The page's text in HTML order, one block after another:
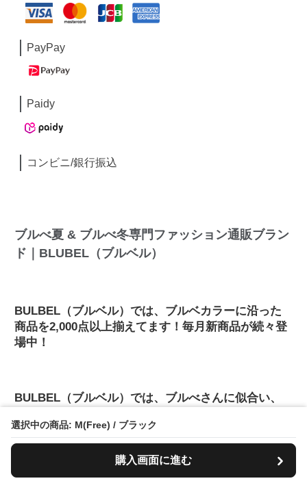
選択中の商品: M(Free) / ブラック
購入画面に進む
PayPay
Paidy
コンビニ/銀行振込
ブルべ夏 & ブルべ冬専門ファッション通販ブラン
ド｜BLUBEL（ブルベル）
BULBEL（ブルベル）では、ブルベカラーに沿った
商品を2,000点以上揃えてます！毎月新商品が続々登
場中！
BULBEL（ブルベル）では、ブルべさんに似合い、
るので、一瞬で自分が引き立つ神色アイテムと出会
えます。